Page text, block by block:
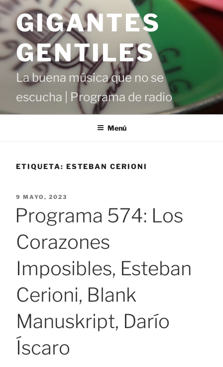
Saltar
contenido
GIGANTES
GENTILES
La buena música que no se
escucha | Programa de radio
Menú
ETIQUETA: ESTEBAN CERIONI
PUBLICADO
9 MAYO, 2023
Programa 574: Los
Corazones
Imposibles, Esteban
Cerioni, Blank
Manuskript, Darío
Íscaro